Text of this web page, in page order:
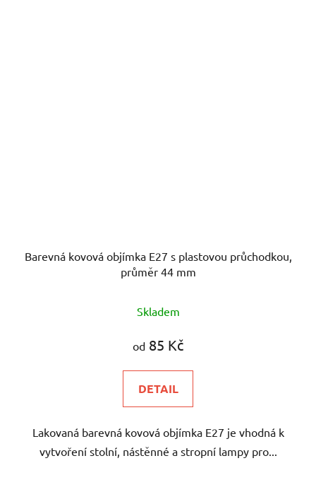
Barevná kovová objímka E27 s plastovou průchodkou,
průměr 44 mm
Skladem
od 85 Kč
DETAIL
Lakovaná barevná kovová objímka E27 je vhodná k
vytvoření stolní, nástěnné a stropní lampy pro...